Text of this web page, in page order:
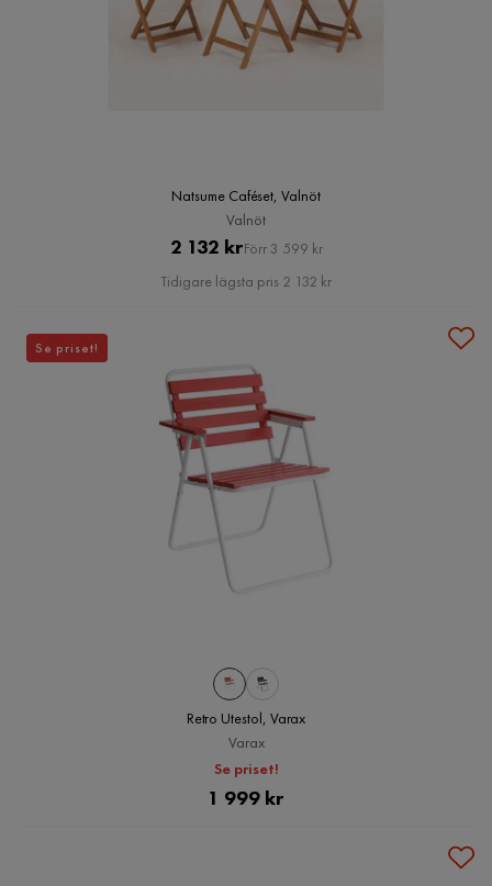
Natsume Caféset, Valnöt
Valnöt
Pris
2 132 krOriginal
Pris
Förr 3 599 kr
Tidigare lägsta pris 2 132 kr
Retro Utestol, Varax
Varax
Se priset!
Pris
1 999 kr
Se priset!